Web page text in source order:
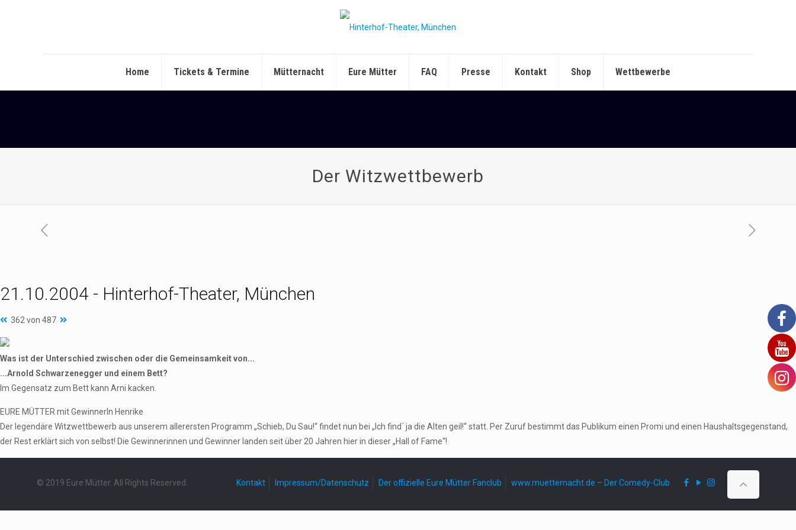
Home Tickets & Termine Mütternacht Eure Mütter FAQ Presse Kontakt Shop Wettbewerbe
Der Witzwettbewerb
21.10.2004 - Hinterhof-Theater, München
362 von 487
Was ist der Unterschied zwischen oder die Gemeinsamkeit von...
...Arnold Schwarzenegger und einem Bett?
Im Gegensatz zum Bett kann Arni kacken.
EURE MÜTTER mit GewinnerIn Henrike
Der legendäre Witzwettbewerb aus unserem allerersten Programm „Schieb, Du Sau!“ findet nun bei „Ich find´ ja die Alten geil!“ statt. Per Zuruf bestimmt das Publikum einen Promi und einen Haushaltsgegenstand,
der Rest erklärt sich von selbst! Die Gewinnerinnen und Gewinner landen seit über 20 Jahren hier in dieser „Hall of Fame“!
© 2019 Eure Mütter. All Rights Reserved. Kontakt Impressum/Datenschutz Der offizielle Eure Mütter Fanclub www.muetternacht.de – Der Comedy-Club